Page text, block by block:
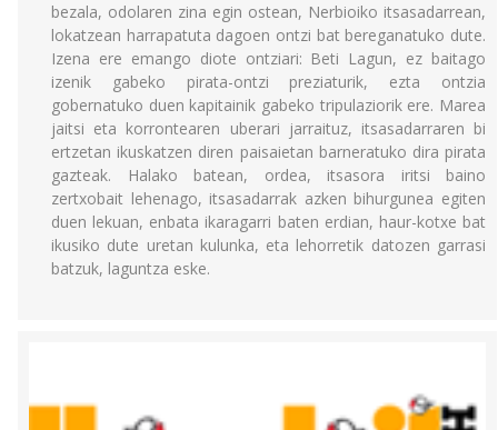
bezala, odolaren zina egin ostean, Nerbioiko itsasadarrean,
lokatzean harrapatuta dagoen ontzi bat bereganatuko dute.
Izena ere emango diote ontziari: Beti Lagun, ez baitago
izenik gabeko pirata-ontzi preziaturik, ezta ontzia
gobernatuko duen kapitainik gabeko tripulaziorik ere. Marea
jaitsi eta korrontearen uberari jarraituz, itsasadarraren bi
ertzetan ikuskatzen diren paisaietan barneratuko dira pirata
gazteak. Halako batean, ordea, itsasora iritsi baino
zertxobait lehenago, itsasadarrak azken bihurgunea egiten
duen lekuan, enbata ikaragarri baten erdian, haur-kotxe bat
ikusiko dute uretan kulunka, eta lehorretik datozen garrasi
batzuk, laguntza eske.